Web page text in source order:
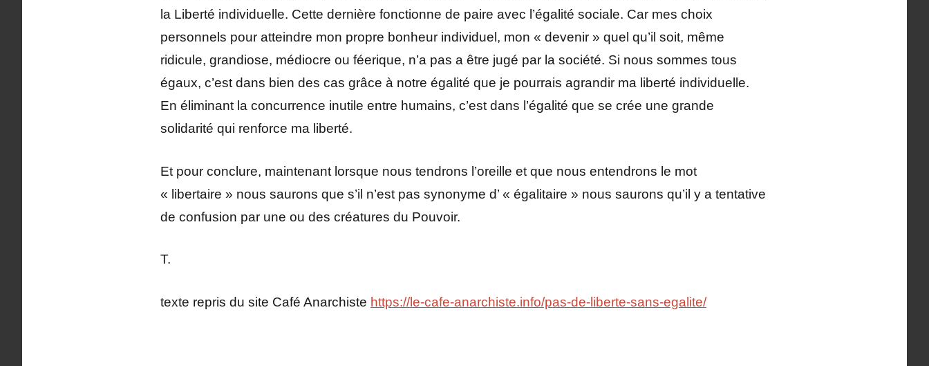
la Liberté individuelle. Cette dernière fonctionne de paire avec l’égalité sociale. Car mes choix
personnels pour atteindre mon propre bonheur individuel, mon « devenir » quel qu’il soit, même
ridicule, grandiose, médiocre ou féerique, n’a pas a être jugé par la société. Si nous sommes tous
égaux, c’est dans bien des cas grâce à notre égalité que je pourrais agrandir ma liberté individuelle.
En éliminant la concurrence inutile entre humains, c’est dans l’égalité que se crée une grande
solidarité qui renforce ma liberté.
Et pour conclure, maintenant lorsque nous tendrons l’oreille et que nous entendrons le mot
« libertaire » nous saurons que s’il n’est pas synonyme d’ « égalitaire » nous saurons qu’il y a tentative
de confusion par une ou des créatures du Pouvoir.
T.
texte repris du site Café Anarchiste https://le-cafe-anarchiste.info/pas-de-liberte-sans-egalite/